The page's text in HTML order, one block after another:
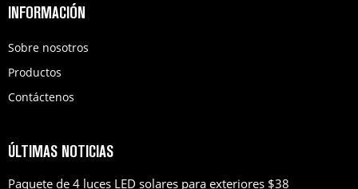
INFORMACIÓN
Sobre nosotros
Productos
Contáctenos
ÚLTIMAS NOTICIAS
Paquete de 4 luces LED solares para exteriores $38